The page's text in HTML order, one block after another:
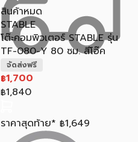
สินค้าหมด
STABLE
โต๊ะคอมพิวเตอร์ STABLE รุ่น
TF-080-Y 80 ซม. สีโอ๊ค
จัดส่งฟรี
฿1,700
฿1,840
ราคาสุดท้าย* ฿1,649